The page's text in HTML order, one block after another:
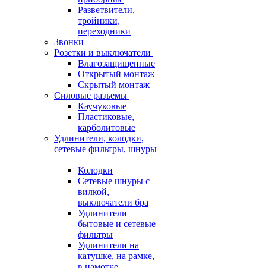
Разветвители,
тройники,
переходники
Звонки
Розетки и выключатели
Влагозащищенные
Открытый монтаж
Скрытый монтаж
Силовые разъемы
Каучуковые
Пластиковые,
карболитовые
Удлинители, колодки,
сетевые фильтры, шнуры
Колодки
Сетевые шнуры с
вилкой,
выключатели бра
Удлинители
бытовые и сетевые
фильтры
Удлинители на
катушке, на рамке,